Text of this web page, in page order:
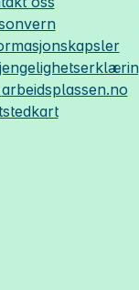
arbeidsplassen.no